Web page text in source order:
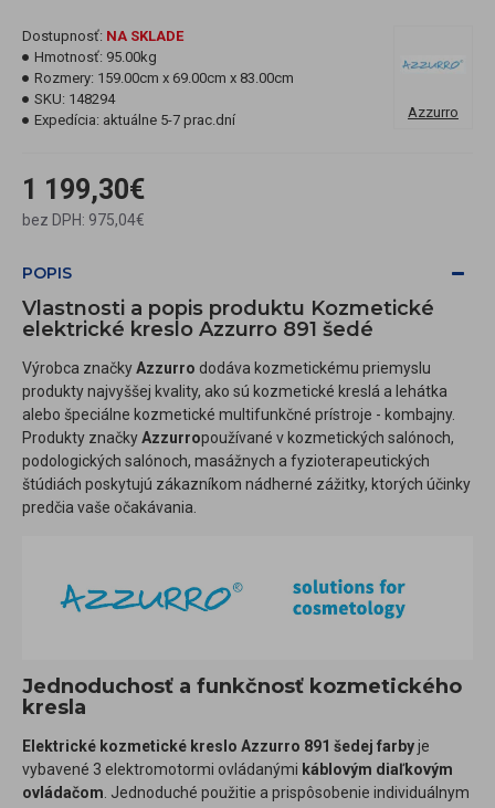
1 199,30€
bez DPH: 975,04€
Dostupnosť: NA SKLADE
Hmotnosť: 95.00kg
Rozmery: 159.00cm x 69.00cm x 83.00cm
SKU: 148294
Expedícia: aktuálne 5-7 prac.dní Azzurro
POPIS
Vlastnosti a popis produktu Kozmetické
elektrické kreslo Azzurro 891 šedé
Výrobca značkyAzzurro dodáva kozmetickému priemyslu
produkty najvyššej kvality, ako sú kozmetické kreslá a lehátka
alebo špeciálne kozmetické multifunkčné prístroje - kombajny.
Produkty značkyAzzurropoužívané v kozmetických salónoch,
podologických salónoch, masážnych a fyzioterapeutických
štúdiách poskytujú zákazníkom nádherné zážitky, ktorých účinky
predčia vaše očakávania.
Jednoduchosť a funkčnosť kozmetického
kresla
Elektrické kozmetické kreslo Azzurro 891 šedej farbyje
vybavené 3 elektromotormi ovládanými káblovým diaľkovým
ovládačom . Jednoduché použitie a prispôsobenie individuálnym